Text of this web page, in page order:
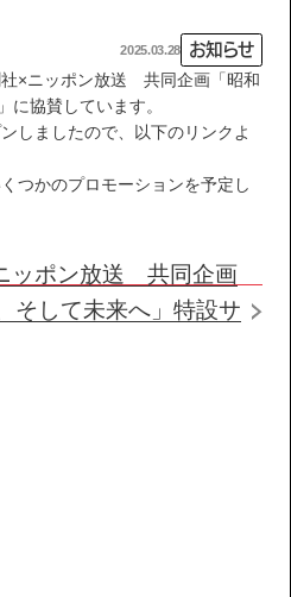
2025.03.28 お知らせ
×ニッポン放送 共同企画「昭和
に協賛しています。
しましたので、以下のリンクよ
つかのプロモーションを予定し
ッポン放送 共同企画
そして未来へ」特設サ